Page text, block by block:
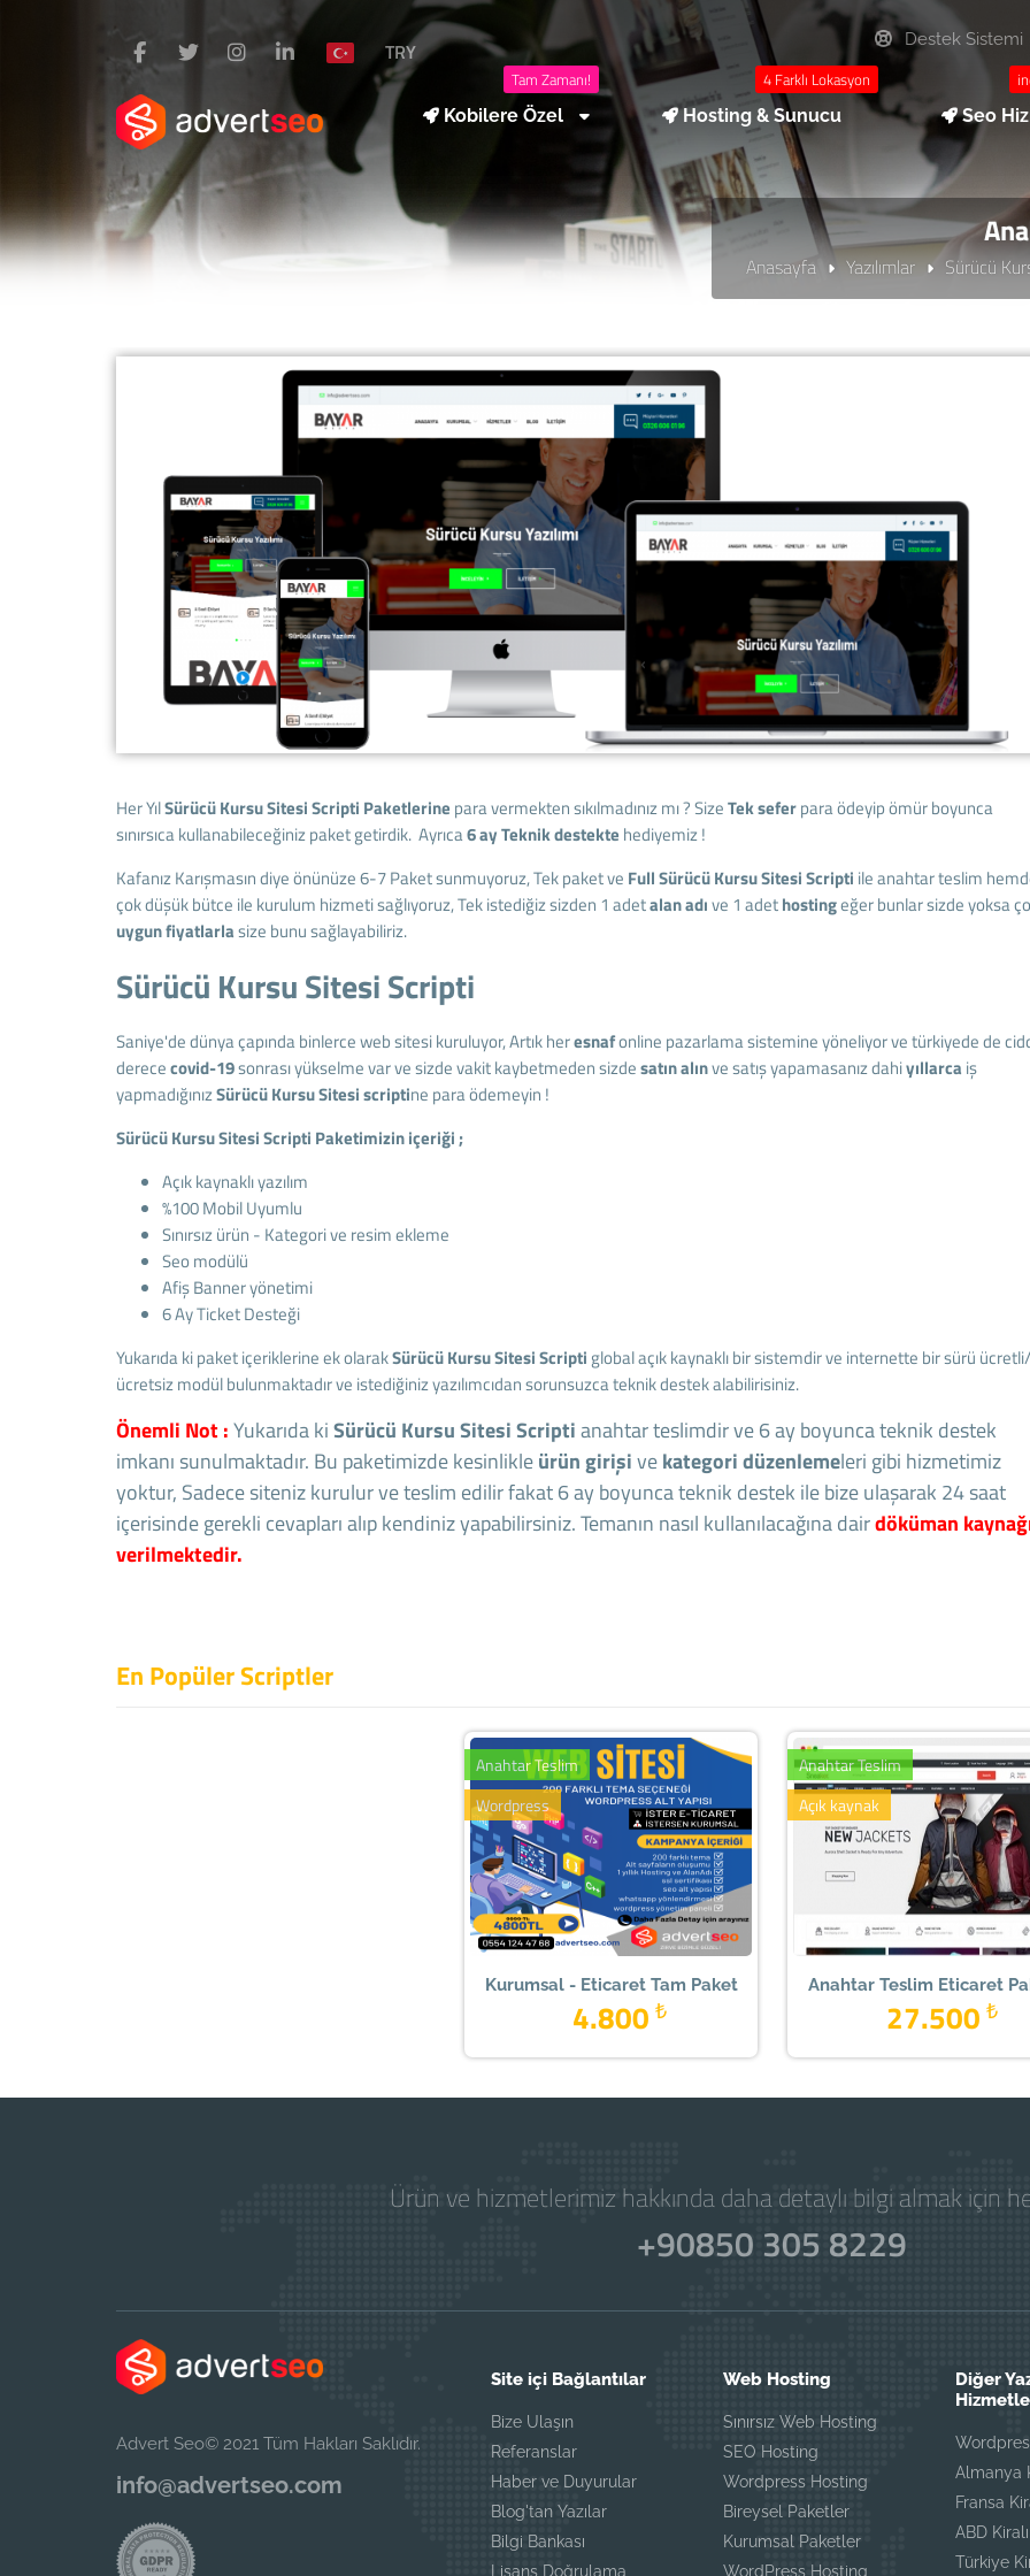
Destek Sistemi
TRY
Tam Zamanı!
Kobilere Özel
4 Farklı Lokasyon
Hosting & Sunucu Seo
Anasayfa Yazılımlar Sürücü
Her YılSürücü Kursu Sitesi Scripti Paketlerine para vermekten sıkılmadınız mı ? SizeTek seferpara ödeyip ömür boyunca
sınırsıca kullanabileceğiniz paket getirdik. Ayrıca6 ay Teknik destekte hediyemiz !
Kafanız Karışmasın diye önünüze 6-7 Paket sunmuyoruz, Tek paket ve Full Sürücü Kursu Sitesi Scripti ile anahtar teslim
çok düşük bütce ile kurulum hizmeti sağlıyoruz, Tek istediğiz sizden 1 adetalan adıve 1 adethostingeğer bunlar sizde yoksa
uygun fiyatlarlasize bunu sağlayabiliriz.
Sürücü Kursu Sitesi Scripti
Saniye'de dünya çapında binlerce web sitesi kuruluyor, Artık heresnafonline pazarlama sistemine yöneliyor ve türkiyede de
derececovid-19sonrası yükselme var ve sizde vakit kaybetmeden sizdesatın alınve satış yapamasanız dahiyıllarca iş
yapmadığınızSürücü KursuSitesi scriptine para ödemeyin !
Sürücü Kursu Sitesi Scripti Paketimizin içeriği ;
Açık kaynaklı yazılım
%100 Mobil Uyumlu
Sınırsız ürün - Kategori ve resim ekleme
Seo modülü
Afiş Banner yönetimi
6 Ay Ticket Desteği
Yukarıda ki paket içeriklerine ek olarakSürücü KursuSitesiScripti global açık kaynaklı bir sistemdir ve internette bir sürü ücretli/
ücretsiz modül bulunmaktadır ve istediğiniz yazılımcıdan sorunsuzca teknik destek alabilirisiniz.
Önemli Not :Yukarıda kiSürücü Kursu SitesiScriptianahtar teslimdir ve 6 ay boyunca teknik destek
imkanı sunulmaktadır. Bu paketimizde kesinlikleürün girişivekategori düzenlemeleri gibi hizmetimiz
yoktur, Sadece siteniz kurulur ve teslim edilir fakat 6 ay boyunca teknik destek ile bize ulaşarak 24 saat
içerisinde gerekli cevapları alıp kendiniz yapabilirsiniz. Temanın nasıl kullanılacağına dairdöküman
verilmektedir.
En Popüler Scriptler
Anahtar Teslim
Wordpress
Kurumsal - Eticaret Tam Paket
₺
4.800
Anahtar Teslim
Açık kaynak
Anahtar Teslim Eticaret
₺
27.500
Ürün ve hizmetlerimiz hakkında daha detaylı bilgi almak için
+90850 305 8229
Advert Seo© 2021 Tüm Hakları Saklıdır.
info@advertseo.com
Site içi Bağlantılar
Bize Ulaşın
Referanslar
Haber ve Duyurular
Blog'tan Yazılar
Bilgi Bankası
Lisans Doğrulama
Web Hosting
Sınırsız Web Hosting
SEO Hosting
Wordpress Hosting
Bireysel Paketler
Kurumsal Paketler
WordPress Hosting
Diğer
Almanya
Fransa
ABD
Türkiye